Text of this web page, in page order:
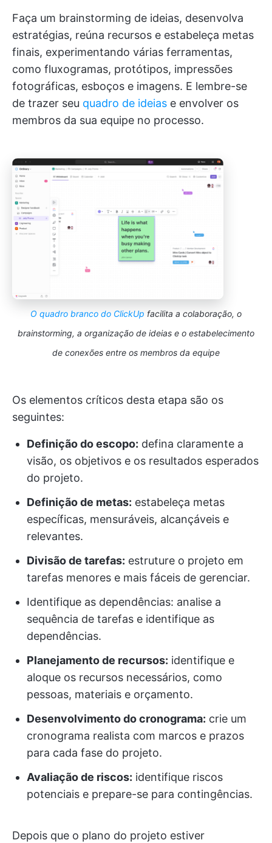
Faça um brainstorming de ideias, desenvolva
estratégias, reúna recursos e estabeleça metas
finais, experimentando várias ferramentas,
como fluxogramas, protótipos, impressões
fotográficas, esboços e imagens. E lembre-se
de trazer seu quadro de ideias e envolver os
membros da sua equipe no processo.
O quadro branco do ClickUp facilita a colaboração, o
brainstorming, a organização de ideias e o estabelecimento
de conexões entre os membros da equipe
Os elementos críticos desta etapa são os
seguintes:
Definição do escopo: defina claramente a
visão, os objetivos e os resultados esperados
do projeto.
Definição de metas: estabeleça metas
específicas, mensuráveis, alcançáveis e
relevantes.
Divisão de tarefas: estruture o projeto em
tarefas menores e mais fáceis de gerenciar.
Identifique as dependências: analise a
sequência de tarefas e identifique as
dependências.
Planejamento de recursos: identifique e
aloque os recursos necessários, como
pessoas, materiais e orçamento.
Desenvolvimento do cronograma: crie um
cronograma realista com marcos e prazos
para cada fase do projeto.
Avaliação de riscos: identifique riscos
potenciais e prepare-se para contingências.
Depois que o plano do projeto estiver